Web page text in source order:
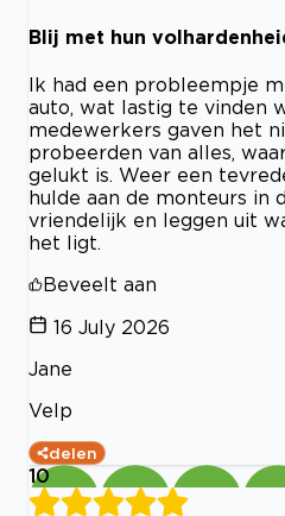
Blij met hun
Ik had een probleempje
auto, wat lastig te vinden
medewerkers gaven het
probeerden van alles,
gelukt is. Weer een
hulde aan de monteurs in
vriendelijk en leggen uit
het ligt.
Beveelt aan
16 July 2026
Jane
Velp
delen
10